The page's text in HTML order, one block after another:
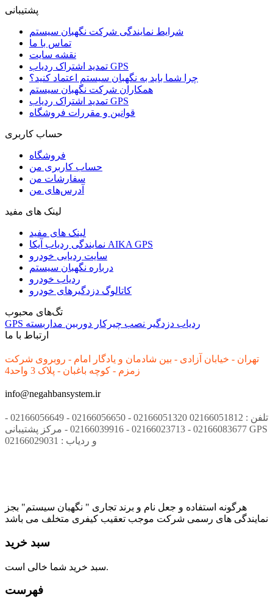
پشتیبانی
شرایط نمایندگی شرکت نگهبان سیستم
تماس با ما
نقشه سایت
تمدید اشتراک ردیاب GPS
چرا شما باید به نگهبان سیستم اعتماد کنید؟
همکاران شرکت نگهبان سیستم
تمدید اشتراک ردیاب GPS
قوانین و مقررات فروشگاه
حساب کاربری
فروشگاه
حساب کاربری من
سفارشات من
آدرس‌های من
لینک های مفید
لینک های مفید
نمایندگی ردیاب آیکا AIKA GPS
سایت ردیابی خودرو
درباره نگهبان سیستم
ردیاب خودرو
کاتالوگ دزدگیرهای خودرو
تگ‌های محبوب
GPS
ردیاب دزدگیر نصب چیرکار دوربین مداربسته
ارتباط با ما
تهران - خیابان آزادی - بین شادمان و یادگار امام - روبروی شرکت
زمزم - کوچه باغبان - پلاک 3 واحد4
info@negahbansystem.ir
تلفن : 02166051812 02166051320 - 02166056650 - 02166056649 -
02166083677 - 02166023713 - 02166039916 - مرکز پشتیبانی GPS
و ردیاب : 02166029031
هرگونه استفاده و جعل نام و برند تجاری " نگهبان سیستم" بجز
نمایندگی های رسمی شرکت موجب تعقیب کیفری متخلف می باشد
سبد خرید
سبد خرید شما خالی است.
فهرست